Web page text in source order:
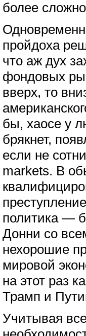
более
пройдоха
что аж дух
фондовых
вверх, то
бы, хаосе у
брякнет,
если не
markets. В
политика —
Донни со
нехорошие
мировой
на этот раз
Трамп и
Учитывая